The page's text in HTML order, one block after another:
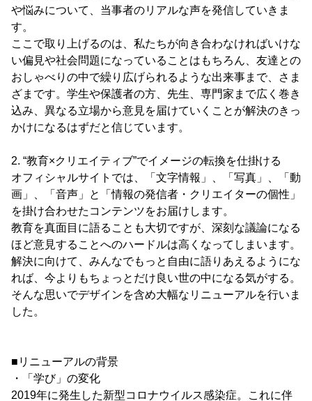
や悩みについて、当事者のリアルな声を発信していきま
す。
ここで取り上げるのは、私たちが向き合わなければいけな
い偏見や社会問題になっていることはもちろん、友達との
おしゃべりの中で繰り広げられるような出来事まで、さま
ざまです。学生や保護者の方、先生、専門家まで広く巻き
込み、異なる立場から意見を届けていくことが解決のきっ
かけになるはずだと信じています。
2. “教育×クリエイティブ”でイメージの転換を仕掛ける
オフィシャルサイトでは、「文字情報」、「写真」、「動
画」、「音声」と「情報の発信者・クリエイターの個性」
を掛け合わせたコンテンツをお届けします。
教育を真面目に語ることも大切ですが、深刻な議論になる
ほど意見することへのハードルは高くなってしまいます。
解決に向けて、みんなでもっと自由に語りあえるようにな
れば、今よりもちょっとだけ良い世の中になる気がする。
そんな思いでデザインを含め大幅なリニューアルを行いま
した。
■リニューアルの背景
・「学び」の変化
2019年に発生した新型コロナウイルス感染症。これに伴